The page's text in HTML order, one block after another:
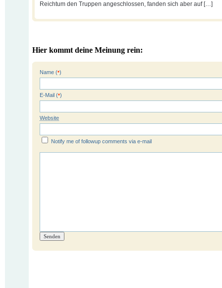
Reichtum den Truppen angeschlossen, fanden sich aber auf […]
Hier kommt deine Meinung rein:
Name (*)
E-Mail (*)
Website
Notify me of followup comments via e-mail